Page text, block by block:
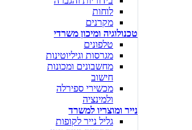
לוחות
מקרנים
טכנולוגיה ומיכון משרדי
טלפונים
מגרסות וגיליוטינות
מחשבונים ומכונות
חישוב
מכשירי ספירלה
ולמינציה
נייר ומוצריו למשרד
גליל נייר לקופות